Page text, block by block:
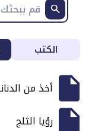
الكتب
أخذ من
رؤيا الثلج